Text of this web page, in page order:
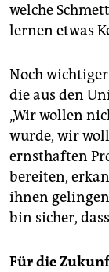
welche
lernen etwas
Noch
die aus den
„Wir wollen
wurde, wir
ernsthaften
bereiten,
ihnen
bin sicher,
Für die